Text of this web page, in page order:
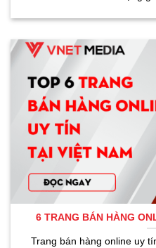
6 TRANG BÁN HÀNG
Trang bán hàng online uy